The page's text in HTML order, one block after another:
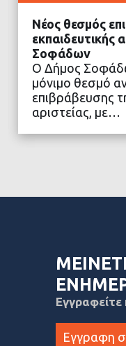
Νέος θεσμός
εκπαιδευτικής
Σοφάδων
Ο Δήμος
μόνιμο θεσμό
επιβράβευσης
αριστείας, με…
Εγγραφείτε
Εγγραφη